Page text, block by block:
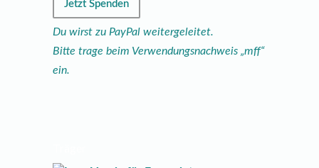
Jetzt Spenden
Du wirst zu PayPal weitergeleitet.
Bitte trage beim Verwendungsnachweis „mff“
ein.